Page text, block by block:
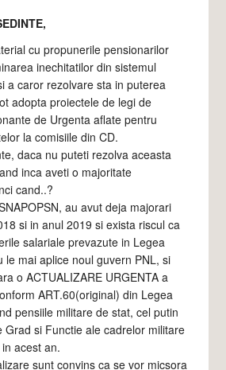
cu propunerile pensionarilor
inechitatilor din sistemul
a caror rezolvare sta in puterea
adopta proiectele de legi de
de Urgenta aflate pentru
la comisiile din CD.
daca nu puteti rezolva aceasta
inca aveti o majoritate
cand..?
au avut deja majorari
si in anul 2019 si exista riscul ca
salariale prevazute in Legea
le mai aplice noul guvern PNL, si
o ACTUALIZARE URGENTA a
ART.60(original) din Legea
pensiile militare de stat, cel putin
Grad si Functie ale cadrelor militare
acest an.
sunt convins ca se vor micsora